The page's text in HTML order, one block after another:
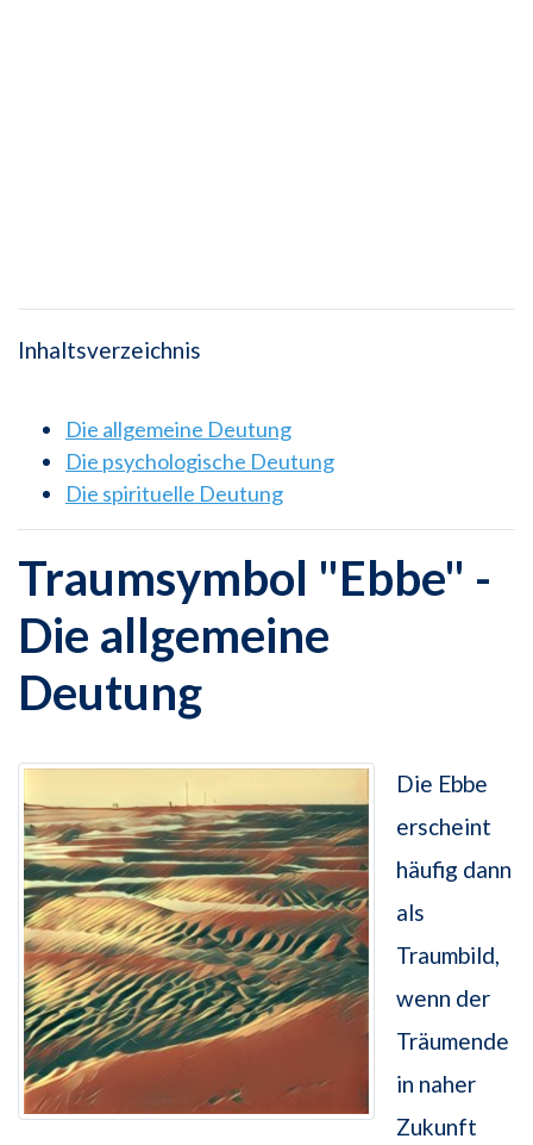
Inhaltsverzeichnis
Die allgemeine Deutung
Die psychologische Deutung
Die spirituelle Deutung
Traumsymbol "Ebbe" -
Die allgemeine
Deutung
Die Ebbe
erscheint
häufig dann
als
Traumbild,
wenn der
Träumende
in naher
Zukunft